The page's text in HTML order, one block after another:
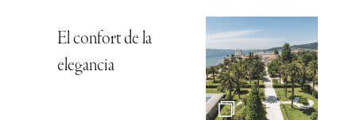
El confort de la
elegancia